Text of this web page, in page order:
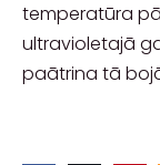
temperatūra
ultravioletajā
paātrina tā